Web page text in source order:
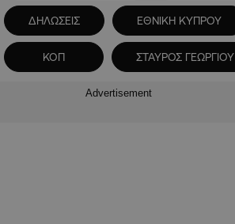
ΔΗΛΩΣΕΙΣ ΕΘΝΙΚΗ ΚΥΠΡΟΥ
ΚΟΠ ΣΤΑΥΡΟΣ ΓΕΩΡΓΙΟΥ
Advertisement